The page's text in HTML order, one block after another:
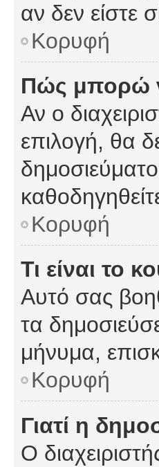
αν δεν είστε
Κορυφή
Πώς μπορώ
Αν ο
επιλογή, θα
Κορυφή
Τι είναι το
Αυτό σας
τα
μήνυμα,
Κορυφή
Γιατί η
Ο